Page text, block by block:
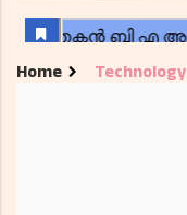
Home Technology